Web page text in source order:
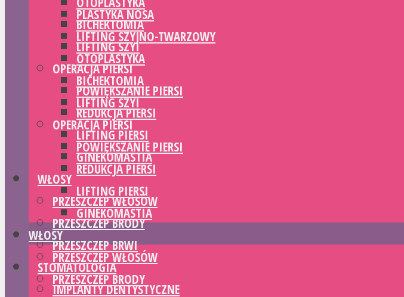
BICHEKTOMIA
LIFTING SZYI
OPERACJA PIERSI
POWIĘKSZANIE PIERSI
REDUKCJA PIERSI
LIFTING PIERSI
GINEKOMASTIA
WŁOSY
PRZESZCZEP WŁOSÓW
PRZESZCZEP BRODY
PRZESZCZEP BRWI
STOMATOLOGIA
IMPLANTY DENTYSTYCZNE
PLASTYKA NOSA
LIFTING SZYJNO-TWARZOWY
OTOPLASTYKA
BICHEKTOMIA
LIFTING SZYI
OPERACJA PIERSI
POWIĘKSZANIE PIERSI
REDUKCJA PIERSI
LIFTING PIERSI
GINEKOMASTIA
WŁOSY
PRZESZCZEP WŁOSÓW
PRZESZCZEP BRODY